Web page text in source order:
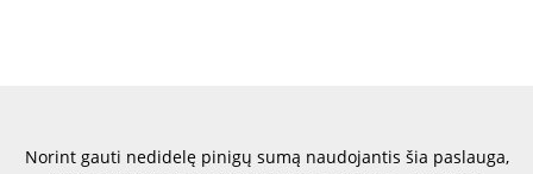
Norint gauti nedidelę pinigų sumą naudojantis šia paslauga,